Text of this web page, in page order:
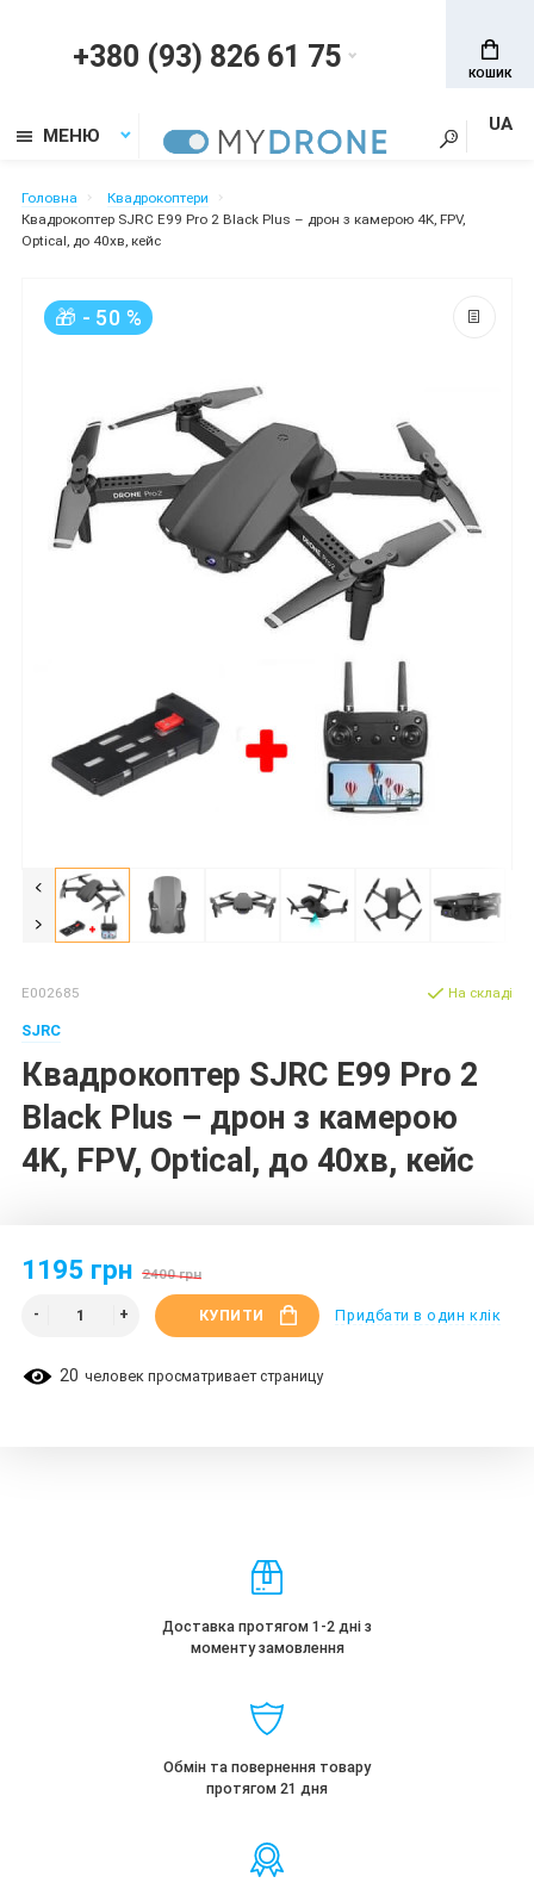
+380 (93) 826 61 75 КОШИК
МЕНЮ
UA
Головна
Квадрокоптери
Квадрокоптер SJRC E99 Pro 2 Black Plus – дрон з камерою 4K, FPV,
Optical, до 40хв, кейс
🎁 - 50 %
E002685
SJRC
Квадрокоптер SJRC E99 Pro 2
Black Plus – дрон з камерою
4K, FPV, Optical, до 40хв, кейс
На складі
1195 грн 2400 грн
КУПИТИ Придбати в один клік
20 человек просматривает страницу
Доставка протягом 1-2 дні з
моменту замовлення
Обмін та повернення товару
протягом 21 дня